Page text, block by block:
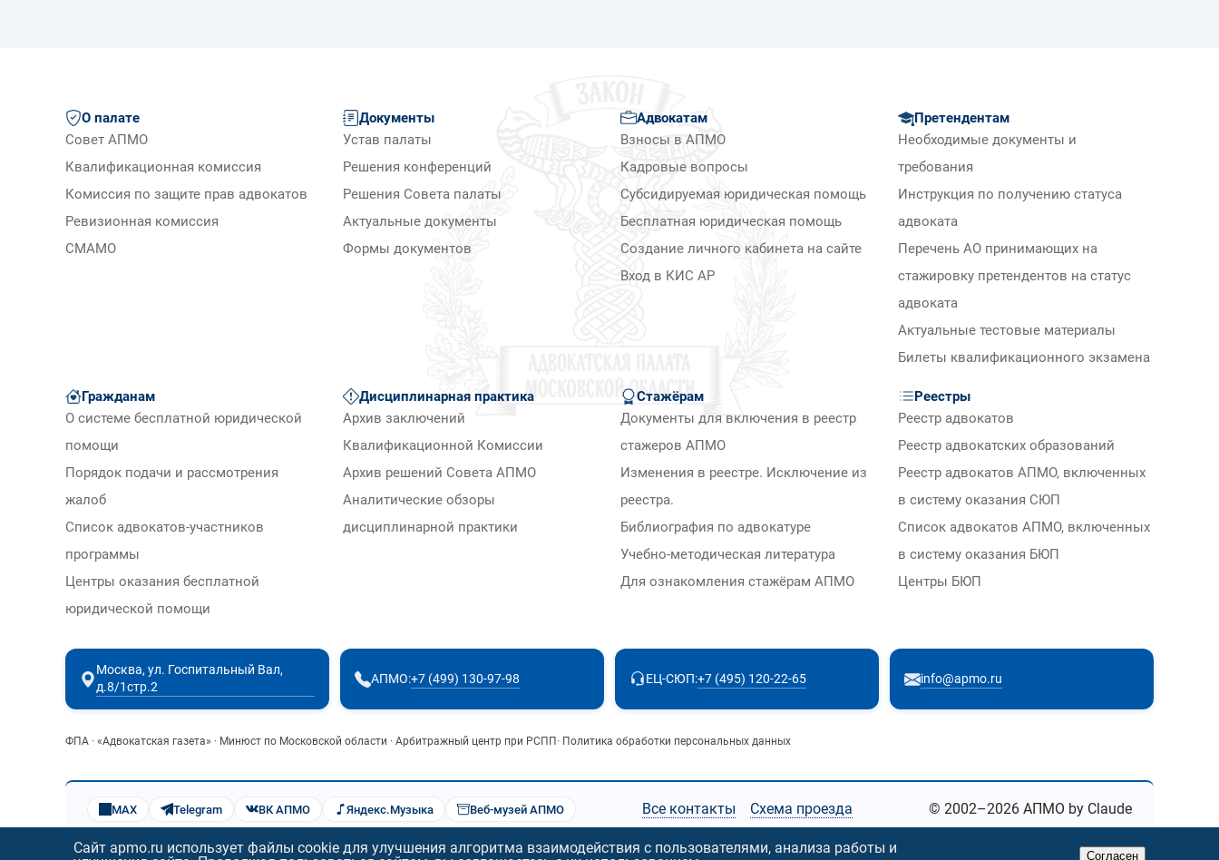
О палате
Совет АПМО
Квалификационная комиссия
Комиссия по защите прав адвокатов
Ревизионная комиссия
СМАМО
Документы
Устав палаты
Решения конференций
Решения Совета палаты
Актуальные документы
Формы документов
Адвокатам
Взносы в АПМО
Кадровые вопросы
Субсидируемая юридическая помощь
Бесплатная юридическая помощь
Создание личного кабинета на сайте
Вход в КИС АР
Претендентам
Необходимые документы и
требования
Инструкция по получению статуса
адвоката
Перечень АО принимающих на
стажировку претендентов на статус
адвоката
Актуальные тестовые материалы
Билеты квалификационного экзамена
Гражданам
О системе бесплатной юридической
помощи
Порядок подачи и рассмотрения
жалоб
Список адвокатов-участников
программы
Центры оказания бесплатной
юридической помощи
Дисциплинарная практика
Архив заключений
Квалификационной Комиссии
Архив решений Совета АПМО
Аналитические обзоры
дисциплинарной практики
Стажёрам
Документы для включения в реестр
стажеров АПМО
Изменения в реестре. Исключение из
реестра.
Библиография по адвокатуре
Учебно-методическая литература
Для ознакомления стажёрам АПМО
Реестры
Реестр адвокатов
Реестр адвокатских образований
Реестр адвокатов АПМО, включенных
в систему оказания СЮП
Список адвокатов АПМО, включенных
в систему оказания БЮП
Центры БЮП
Москва, ул. Госпитальный Вал,
д.8/1стр.2
АПМО:+7 (499) 130-97-98 ЕЦ-СЮП:+7 (495) 120-22-65 info@apmo.ru
ФПА · «Адвокатская газета» · Минюст по Московской области · Арбитражный центр при РСПП · Политика обработки персональных данных
MAX Telegram ВК АПМО Яндекс.Музыка Веб-музей АПМО Все контакты Схема проезда © 2002–2026 АПМО by Claude
Сайт apmo.ru использует файлы cookie для улучшения алгоритма взаимодействия с пользователями, анализа работы и
Согласен